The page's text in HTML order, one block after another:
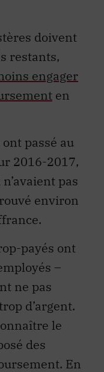
doivent
restants,
engager
en
passé au
2016-2017,
pas
environ
payés ont
–
ne pas
d’argent.
le
des
En